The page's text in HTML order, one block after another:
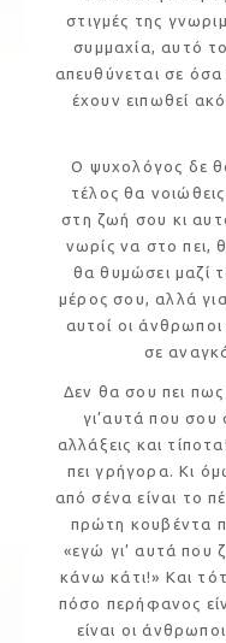
στιγμές της
συμμαχία, αυτό
απευθύνεται σε
έχουν ειπωθεί
Ο ψυχολόγος δε
τέλος θα
στη ζωή σου κι
νωρίς να στο πει,
θα θυμώσει μαζί
μέρος σου, αλλά
αυτοί οι άνθρωποι
σε
Δεν θα σου πει
γι’αυτά που σου
αλλάξεις και
πει γρήγορα. Κι
από σένα είναι το
πρώτη κουβέντα
«εγώ γι’ αυτά
κάνω κάτι!» Και
πόσο περήφανος
είναι οι